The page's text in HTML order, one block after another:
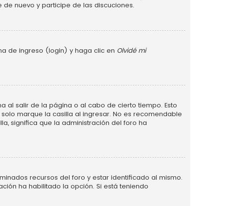
nuevo y participe de las discuciones.
de ingreso (login) y haga clic en Olvidé mi
al salir de la página o al cabo de cierto tiempo. Esto
marque la casilla al ingresar. No es recomendable
significa que la administración del foro ha
recursos del foro y estar identificado al mismo.
ha habilitado la opción. Si está teniendo